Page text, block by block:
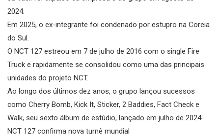
2024.
Em 2025, o ex-integrante foi condenado por estupro na Coreia
do Sul.
O NCT 127 estreou em 7 de julho de 2016 com o single Fire
Truck e rapidamente se consolidou como uma das principais
unidades do projeto NCT.
Ao longo dos últimos dez anos, o grupo lançou sucessos
como Cherry Bomb, Kick It, Sticker, 2 Baddies, Fact Check e
Walk, seu sexto álbum de estúdio, lançado em julho de 2024.
NCT 127 confirma nova turnê mundial